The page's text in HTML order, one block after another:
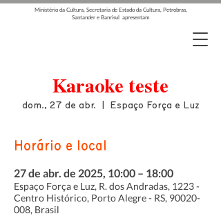
Ministério da Cultura, Secretaria de Estado da Cultura, Petrobras,
Santander e Banrisul apresentam
Karaoke teste
dom., 27 de abr. Espaço Força e Luz
Horário e local
27 de abr. de 2025, 10:00 – 18:00
Espaço Força e Luz, R. dos Andradas, 1223 -
Centro Histórico, Porto Alegre - RS, 90020-
008, Brasil